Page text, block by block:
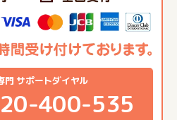
門 サポートダイヤル
400-535